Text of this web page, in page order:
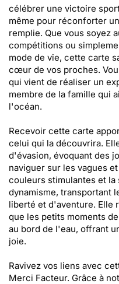
célébrer une victoire
même pour réconforter
remplie. Que vous soyez
compétitions ou
mode de vie, cette carte
cœur de vos proches.
qui vient de réaliser un
membre de la famille qui
l'océan.
Recevoir cette carte
celui qui la découvrira.
d'évasion, évoquant des
naviguer sur les vagues
couleurs stimulantes et
dynamisme, transportant
liberté et d'aventure. Elle
que les petits moments
au bord de l'eau, offrant
joie.
Ravivez vos liens avec
Merci Facteur. Grâce à